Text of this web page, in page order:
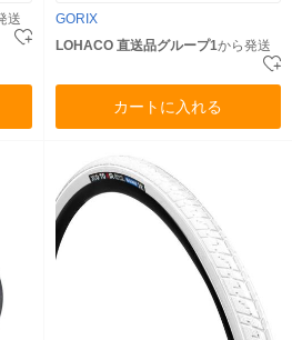
送
GORIX
LOHACO 直送品グループ1から発送
カートに入れる